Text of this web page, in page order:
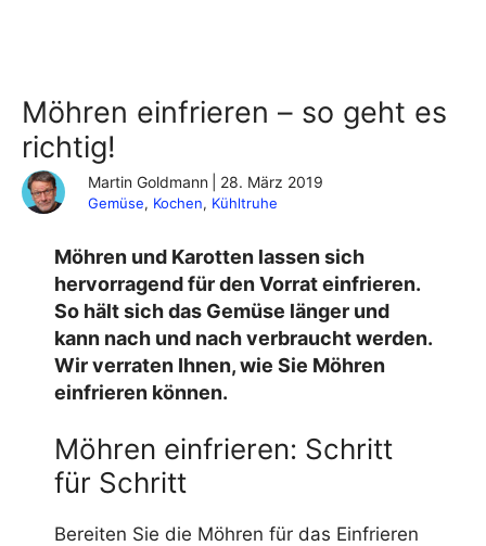
Möhren einfrieren – so geht es
richtig!
Martin Goldmann 28. März 2019
Gemüse, Kochen, Kühltruhe
Möhren und Karotten lassen sich
hervorragend für den Vorrat einfrieren.
So hält sich das Gemüse länger und
kann nach und nach verbraucht werden.
Wir verraten Ihnen, wie Sie Möhren
einfrieren können.
Möhren einfrieren: Schritt
für Schritt
Bereiten Sie die Möhren für das Einfrieren